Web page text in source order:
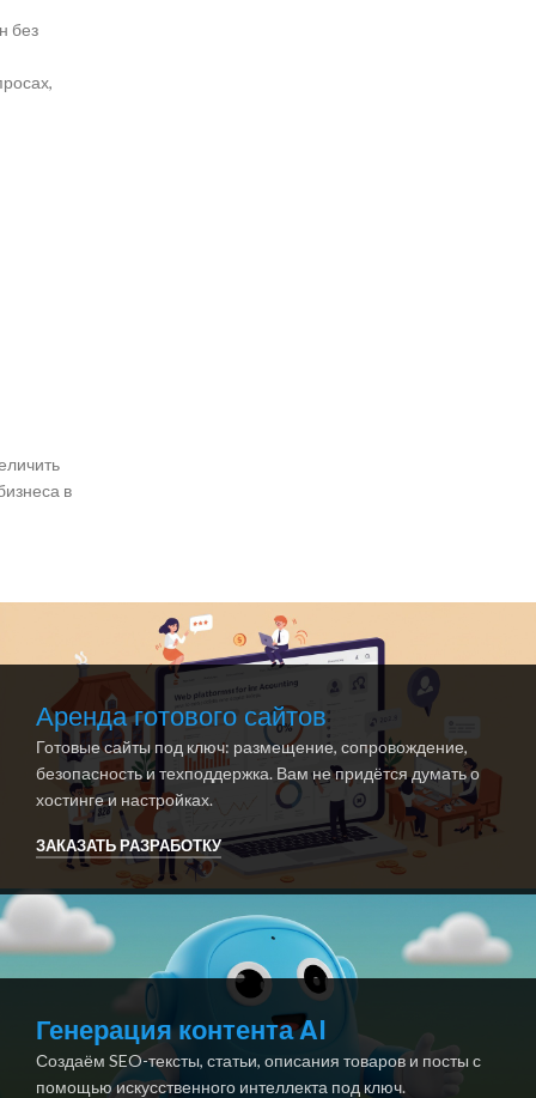
без
в
Аренда готового сайтов
Готовые сайты под ключ: размещение, сопровождение,
безопасность и техподдержка. Вам не придётся думать о
хостинге и настройках.
ЗАКАЗАТЬ РАЗРАБОТКУ
Генерация контента AI
Создаём SEO-тексты, статьи, описания товаров и посты с
помощью искусственного интеллекта под ключ.